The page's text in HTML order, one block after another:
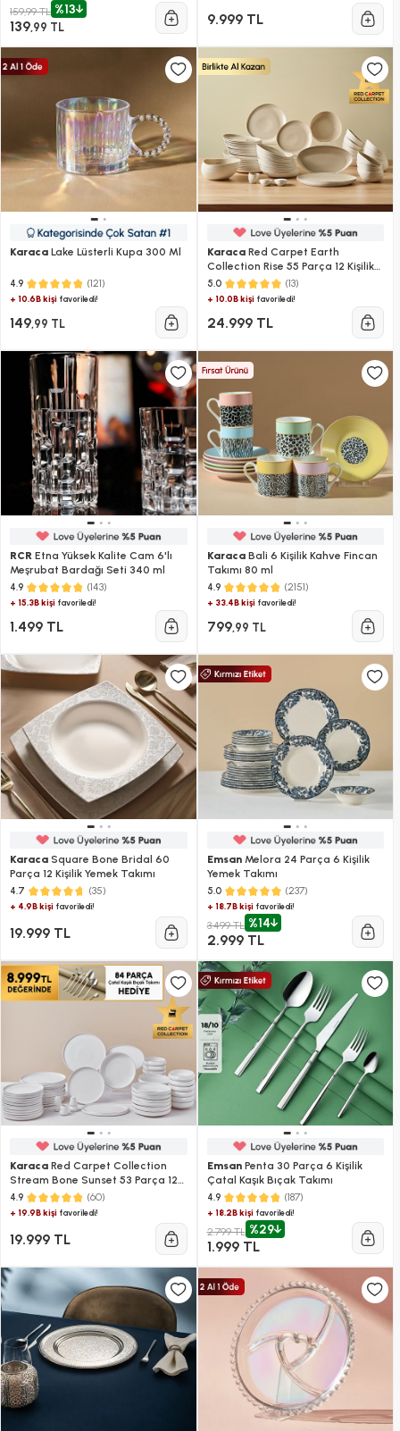
159,99 TL %13
139,99 TL 9.999 TL
Karaca Lake Lüsterli Kupa 300 Ml
4.9 (121)
+ 10.6B kişi favoriledi!
149,99 TL
KaracaRed Carpet Earth
Collection Rise 55 Parça 12 Kişilik
Yemek Takımı
5.0 (13)
+ 10.0B kişifavoriledi!
24.999 TL
RCR Etna Yüksek Kalite Cam 6'lı
Meşrubat Bardağı Seti 340 ml
4.9 (143)
+ 15.3B kişi favoriledi!
1.499 TL
KaracaBali 6 Kişilik Kahve Fincan
Takımı 80 ml
4.9 (2151)
+ 33.4B kişifavoriledi!
799,99 TL
Karaca Square Bone Bridal 60
Parça 12 Kişilik Yemek Takımı
4.7 (35)
+ 4.9B kişi favoriledi!
19.999 TL
EmsanMelora 24 Parça 6 Kişilik
Yemek Takımı
5.0 (237)
+ 18.7B kişifavoriledi!
3.499 TL %14
2.999 TL
Karaca Red Carpet Collection
Stream Bone Sunset 53 Parça 12
Kişilik Yemek Takımı Platin
4.9 (60)
+ 19.9B kişi favoriledi!
19.999 TL
EmsanPenta 30 Parça 6 Kişilik
Çatal Kaşık Bıçak Takımı
4.9 (187)
+ 18.2B kişifavoriledi!
2.799 TL %29
1.999 TL